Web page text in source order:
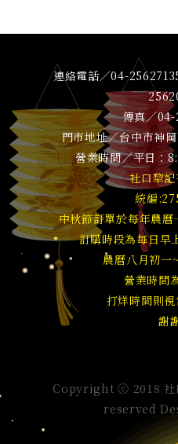
連絡電話／04-
傳真／
門市地址／台中市神
營業時間／平日：
社口犂
統編
中秋節訂單於每年農
訂購時段為每日早
農曆八月初一
營業時間
打烊時間則
謝
Copyright ⓒ 2018 社
reserved